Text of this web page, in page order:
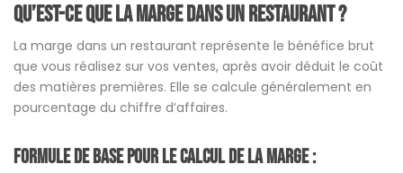
Qu’est-ce que la marge dans un restaurant ?
La marge dans un restaurant représente le bénéfice brut
que vous réalisez sur vos ventes, après avoir déduit le coût
des matières premières. Elle se calcule généralement en
pourcentage du chiffre d’affaires.
Formule de base pour le calcul de la marge :